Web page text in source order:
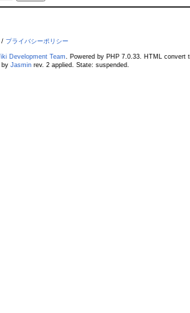
/ プライバシーポリシー
Development Team. Powered by PHP 7.0.33. HTML convert
by Jasminrev. 2 applied. State: suspended.